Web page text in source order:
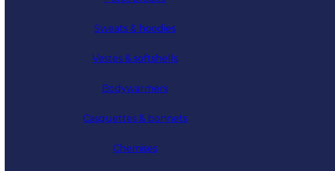
Sweats & hoodies
Vestes & softshells
Bodywarmers
Casquettes & bonnets
Chemises